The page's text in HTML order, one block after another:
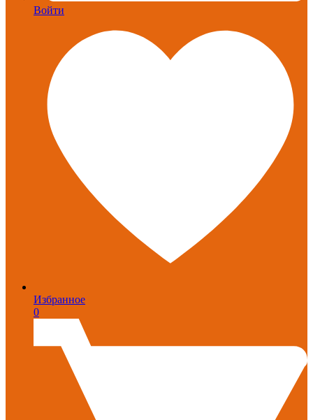
Войти
Избранное
0